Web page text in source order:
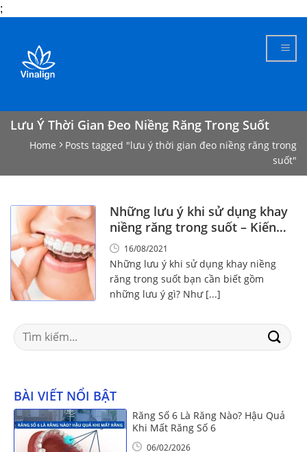
;
content
Lưu Ý Thời Gian Đeo Niềng Răng Trong Suốt
Home Posts tagged "lưu ý thời gian đeo niềng răng trong
suốt"
Những lưu ý khi sử dụng khay
niềng răng trong suốt – Kiến
thức vàng!
16/08/2021
Những lưu ý khi sử dụng khay niềng
răng trong suốt bạn cần biết gồm
những lưu ý gì? Như [...]
Search
for:
BÀI VIẾT NỔI BẬT
Răng Số 6 Là Răng Nào? Hậu Quả
Khi Mất Răng Số 6
06/02/2026